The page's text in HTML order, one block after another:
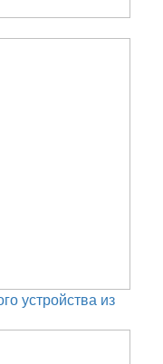
устройства из